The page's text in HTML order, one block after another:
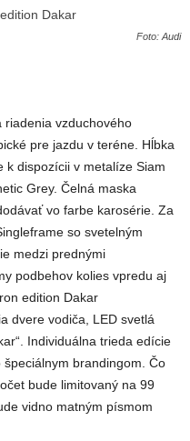
Foto: Audi
riadenia vzduchového
pre jazdu v teréne. Hĺbka
k dispozícii v metalíze Siam
Grey. Čelná maska
vo farbe karosérie. Za
so svetelným
medzi prednými
podbehov kolies vpredu aj
edition Dakar
dvere vodiča, LED svetlá
Individuálna trieda edície
brandingom. Čo
bude limitovaný na 99
vidno matným písmom